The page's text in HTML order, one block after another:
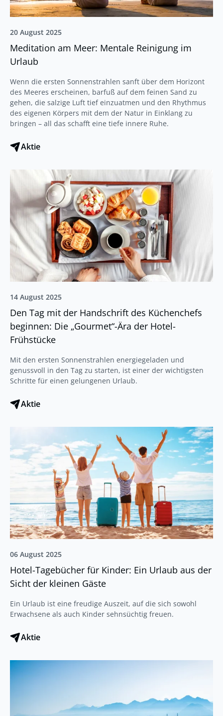
20 August 2025
Meditation am Meer: Mentale Reinigung im
Urlaub
Wenn die ersten Sonnenstrahlen sanft über dem Horizont
des Meeres erscheinen, barfuß auf dem feinen Sand zu
gehen, die salzige Luft tief einzuatmen und den Rhythmus
des eigenen Körpers mit dem der Natur in Einklang zu
bringen – all das schafft eine tiefe innere Ruhe.
Aktie
14 August 2025
Den Tag mit der Handschrift des Küchenchefs
beginnen: Die „Gourmet“-Ära der Hotel-
Frühstücke
Mit den ersten Sonnenstrahlen energiegeladen und
genussvoll in den Tag zu starten, ist einer der wichtigsten
Schritte für einen gelungenen Urlaub.
Aktie
06 August 2025
Hotel-Tagebücher für Kinder: Ein Urlaub aus der
Sicht der kleinen Gäste
Ein Urlaub ist eine freudige Auszeit, auf die sich sowohl
Erwachsene als auch Kinder sehnsüchtig freuen.
Aktie